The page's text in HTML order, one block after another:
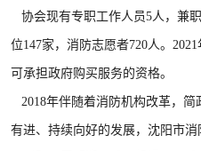
协会现有专职工作人员5人，兼
位147家，消防志愿者720人。
可承担政府购买服务的资格。
2018年伴随着消防机构改革，简
有进、持续向好的发展，沈阳市